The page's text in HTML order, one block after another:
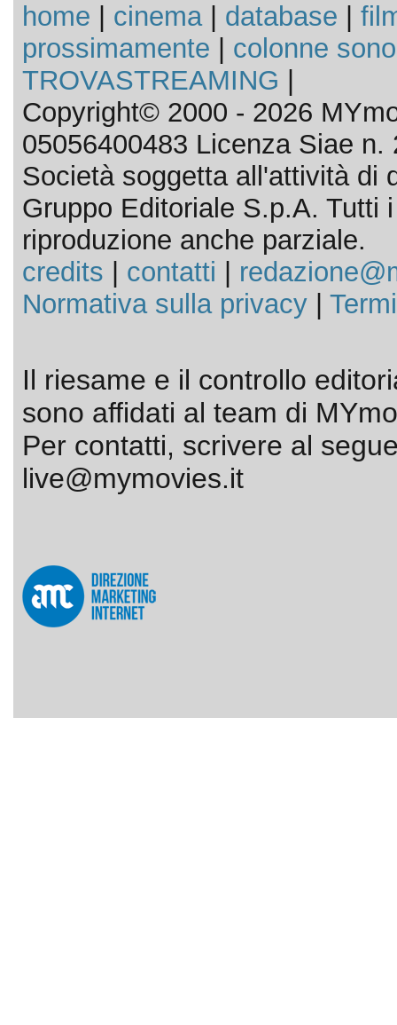
home cinema| database
prossimamente
colonne
TROVASTREAMING
Copyright© 2000 - 2026
05056400483 Licenza Siae n.
Società soggetta all'attività di
Gruppo Editoriale S.p.A. Tutti
riproduzione anche parziale.
credits
contatti
Normativa sulla privacy|
Il riesame e il controllo
sono affidati al team di
Per contatti, scrivere al
live@mymovies.it